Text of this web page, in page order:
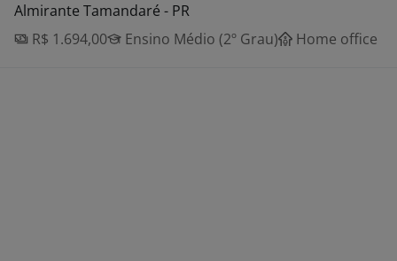
Almirante Tamandaré - PR
R$ 1.694,00
Ensino Médio (2º Grau) Home office